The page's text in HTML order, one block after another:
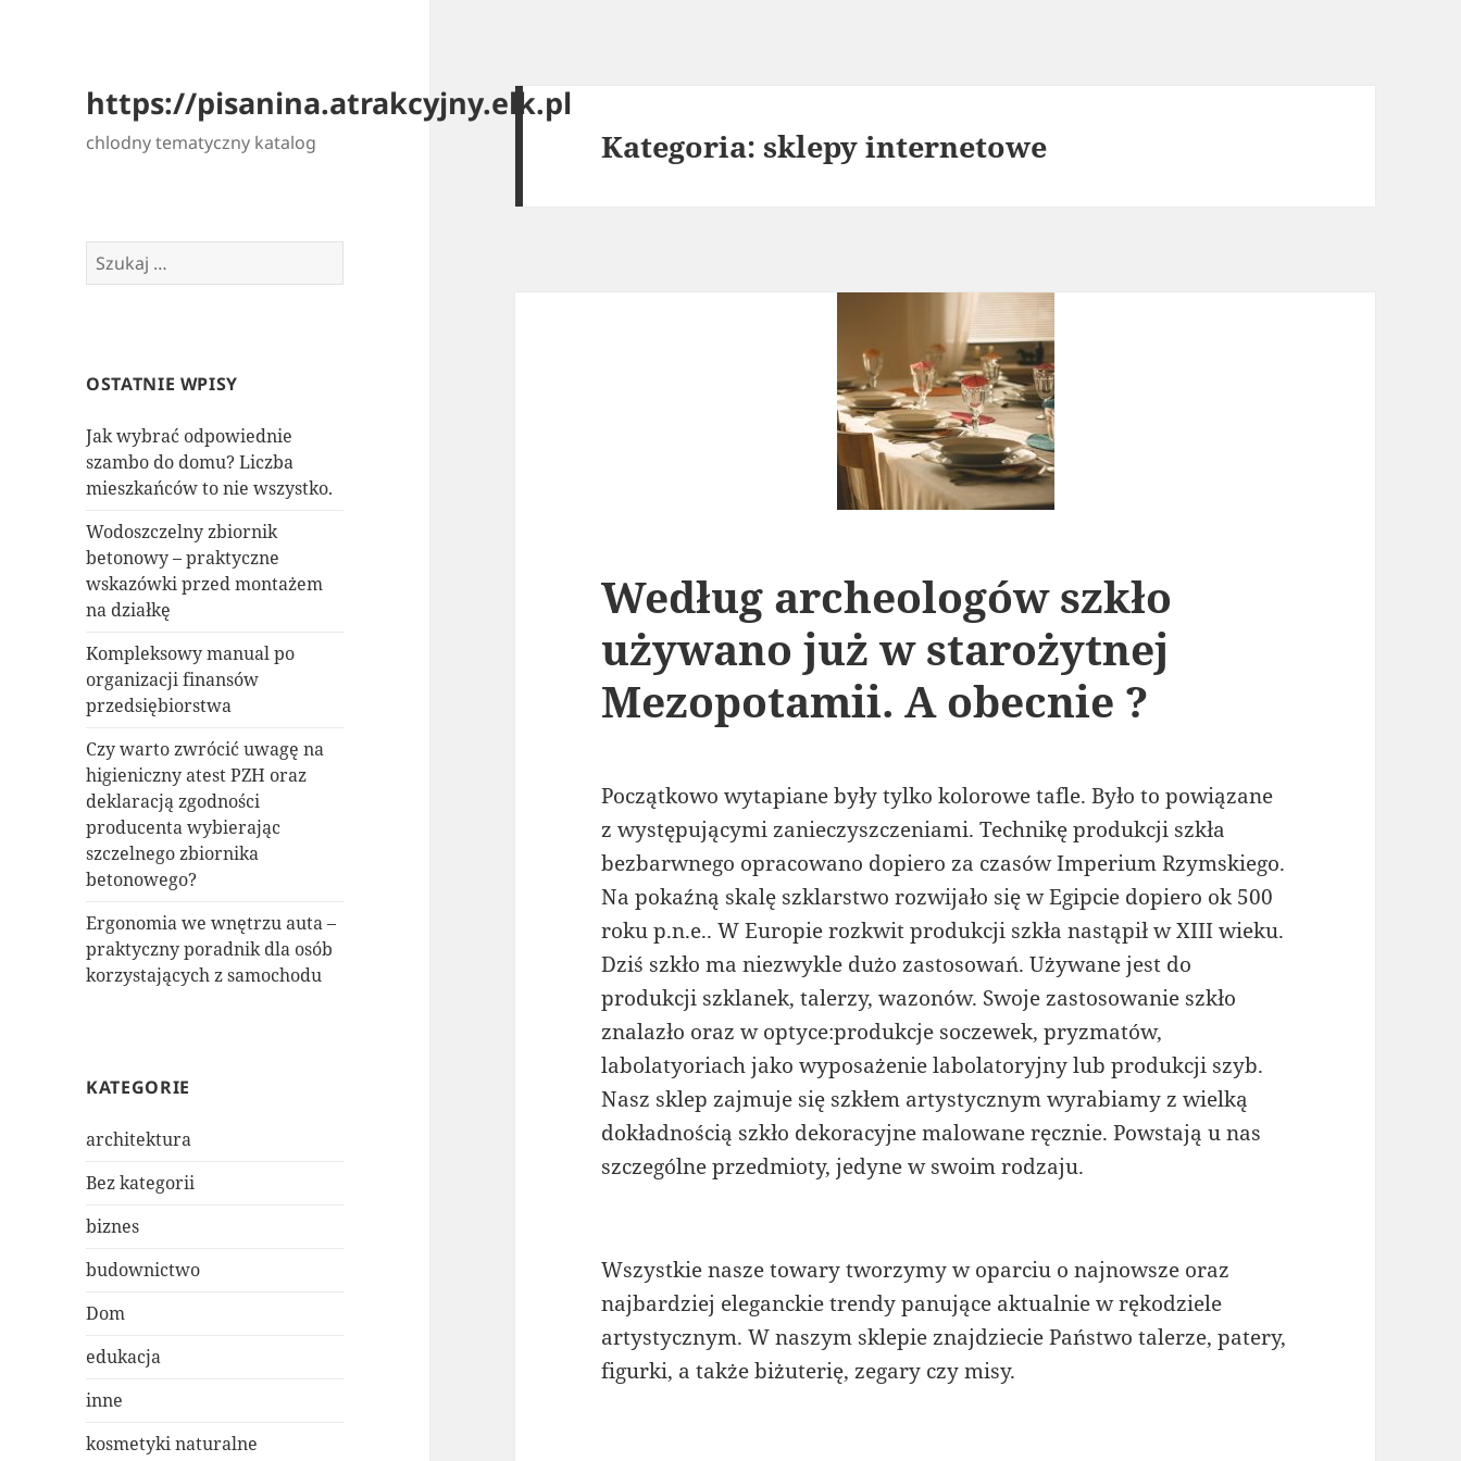
https://pisanina.atrakcyjny.elk.pl
chlodny tematyczny katalog
Szukaj:
OSTATNIE WPISY
Jak wybrać odpowiednie
szambo do domu? Liczba
mieszkańców to nie wszystko.
Wodoszczelny zbiornik
betonowy – praktyczne
wskazówki przed montażem
na działkę
Kompleksowy manual po
organizacji finansów
przedsiębiorstwa
Czy warto zwrócić uwagę na
higieniczny atest PZH oraz
deklaracją zgodności
producenta wybierając
szczelnego zbiornika
betonowego?
Ergonomia we wnętrzu auta –
praktyczny poradnik dla osób
korzystających z samochodu
KATEGORIE
architektura
Bez kategorii
biznes
budownictwo
Dom
edukacja
inne
kosmetyki naturalne
Kategoria:sklepy internetowe
Według archeologów szkło
używano już w starożytnej
Mezopotamii. A obecnie ?
Początkowo wytapiane były tylko kolorowe tafle. Było to powiązane
z występującymi zanieczyszczeniami. Technikę produkcji szkła
bezbarwnego opracowano dopiero za czasów Imperium Rzymskiego.
Na pokaźną skalę szklarstwo rozwijało się w Egipcie dopiero ok 500
roku p.n.e.. W Europie rozkwit produkcji szkła nastąpił w XIII wieku.
Dziś szkło ma niezwykle dużo zastosowań. Używane jest do
produkcji szklanek, talerzy, wazonów. Swoje zastosowanie szkło
znalazło oraz w optyce:produkcje soczewek, pryzmatów,
labolatyoriach jako wyposażenie labolatoryjny lub produkcji szyb.
Nasz sklep zajmuje się szkłem artystycznym wyrabiamy z wielką
dokładnością szkło dekoracyjne malowane ręcznie. Powstają u nas
szczególne przedmioty, jedyne w swoim rodzaju.
Wszystkie nasze towary tworzymy w oparciu o najnowsze oraz
najbardziej eleganckie trendy panujące aktualnie w rękodziele
artystycznym. W naszym sklepie znajdziecie Państwo talerze, patery,
figurki, a także biżuterię, zegary czy misy.